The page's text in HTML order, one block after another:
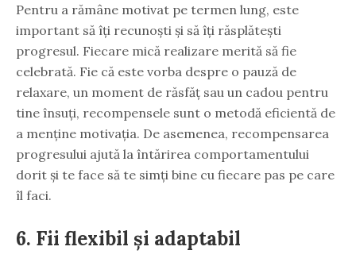
Pentru a rămâne motivat pe termen lung, este
important să îți recunoști și să îți răsplătești
progresul. Fiecare mică realizare merită să fie
celebrată. Fie că este vorba despre o pauză de
relaxare, un moment de răsfăț sau un cadou pentru
tine însuți, recompensele sunt o metodă eficientă de
a menține motivația. De asemenea, recompensarea
progresului ajută la întărirea comportamentului
dorit și te face să te simți bine cu fiecare pas pe care
îl faci.
6. Fii flexibil și adaptabil